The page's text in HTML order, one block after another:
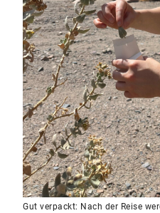
Gut verpackt: Nach der Reise